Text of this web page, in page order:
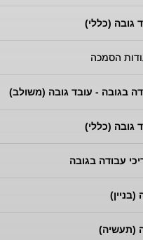
גובה (כללי)
הסמכה
בגובה - עובד גובה (משולב)
גובה (כללי)
עבודה בגובה
(בניין)
(תעשיה)